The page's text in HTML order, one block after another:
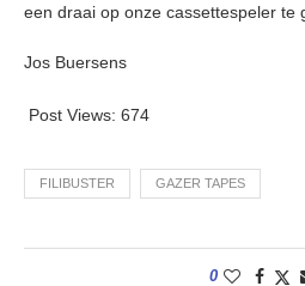
een draai op onze cassettespeler te
Jos Buersens
Post Views: 674
FILIBUSTER GAZER TAPES
0